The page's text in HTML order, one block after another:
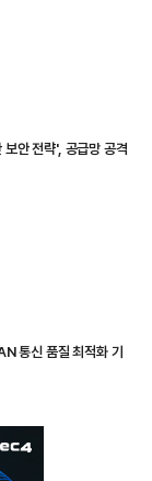
보안 전략', 공급망 공격
통신 품질 최적화 기